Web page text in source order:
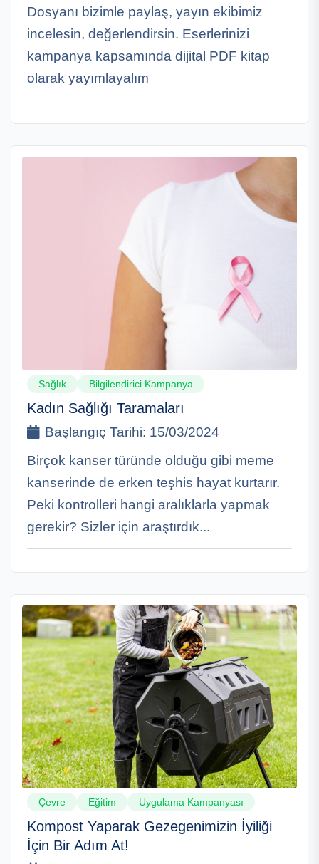
Dosyanı bizimle paylaş, yayın ekibimiz
incelesin, değerlendirsin. Eserlerinizi
kampanya kapsamında dijital PDF kitap
olarak yayımlayalım
Sağlık Bilgilendirici Kampanya
Kadın Sağlığı Taramaları
Başlangıç Tarihi: 15/03/2024
Birçok kanser türünde olduğu gibi meme
kanserinde de erken teşhis hayat kurtarır.
Peki kontrolleri hangi aralıklarla yapmak
gerekir? Sizler için araştırdık...
Çevre Eğitim Uygulama Kampanyası
Kompost Yaparak Gezegenimizin İyiliği
İçin Bir Adım At!